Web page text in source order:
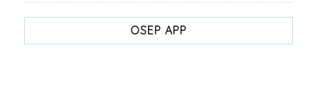
OSEP APP